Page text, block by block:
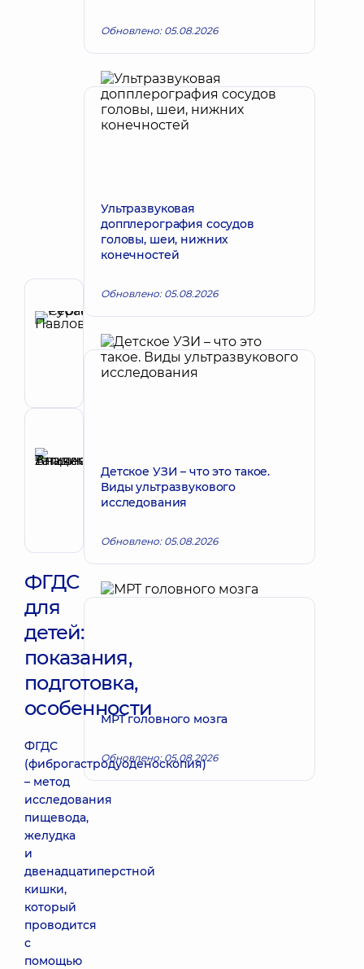
Сергей
Павлович
Эндоскопист
Запись к врачу
Татьяна
Владимировна
Терапевт;
Ревматолог
Запись к врачу
ФГДС
для
детей:
показания,
подготовка,
особенности
ФГДС
(фиброгастродуоденоскопия)
– метод
исследования
пищевода,
желудка
и
двенадцатиперстной
кишки,
который
проводится
с
помощью
Обновлено: 05.08.2026
Ультразвуковая
допплерография сосудов
головы, шеи, нижних
конечностей
Обновлено: 05.08.2026
Детское УЗИ – что это такое.
Виды ультразвукового
исследования
Обновлено: 05.08.2026
МРТ головного мозга
Обновлено: 05.08.2026